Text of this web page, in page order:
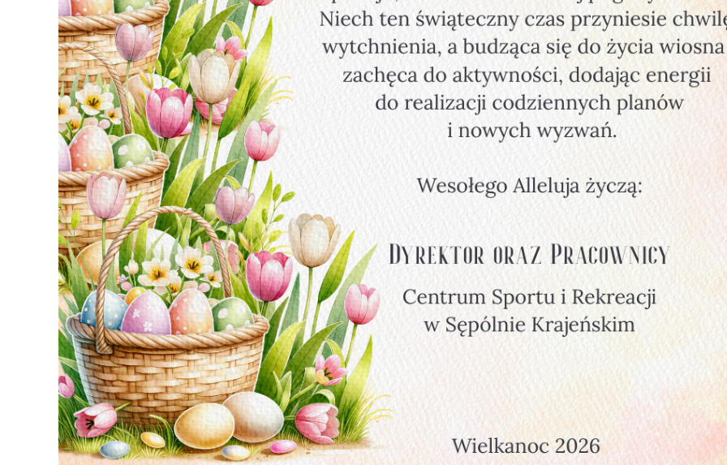
Kąpielisko - Plaża Miejska
Wypożyczalnia sprzętu wodnego
Pole Biwakowe oraz Eko-Baza
Centrum Aktywności Społecznej